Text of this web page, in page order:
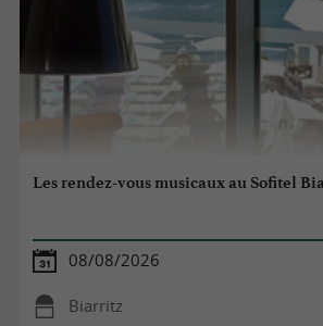
Les rendez-vous musicaux au Sofitel
08/08/2026
Biarritz